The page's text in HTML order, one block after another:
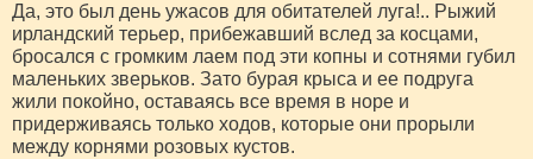
Да, это был день ужасов для обитателей луга!.. Рыжий
ирландский терьер, прибежавший вслед за косцами,
бросался с громким лаем под эти копны и сотнями губил
маленьких зверьков. Зато бурая крыса и ее подруга
жили покойно, оставаясь все время в норе и
придерживаясь только ходов, которые они прорыли
между корнями розовых кустов.